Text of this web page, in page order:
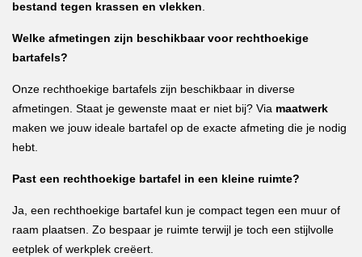
bestand tegen krassen en vlekken
Welke afmetingen zijn beschikbaar voor rechthoekige
bartafels?
Onze rechthoekige bartafels zijn beschikbaar in diverse
afmetingen. Staat je gewenste maat er niet bij? Via maatwerk
maken we jouw ideale bartafel op de exacte afmeting die je nodig
hebt.
Past een rechthoekige bartafel in een kleine ruimte?
Ja, een rechthoekige bartafel kun je compact tegen een muur of
raam plaatsen. Zo bespaar je ruimte terwijl je toch een stijlvolle
eetplek of werkplek creëert.